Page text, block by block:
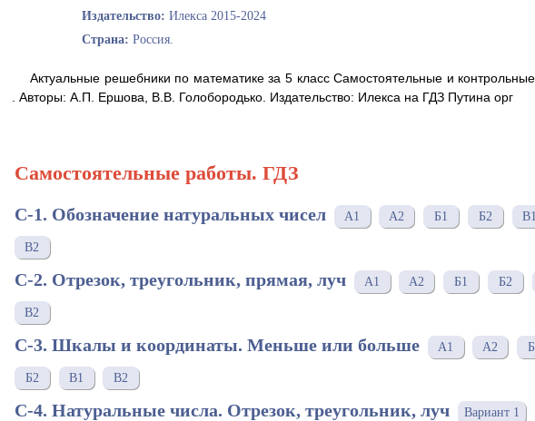
Издательство: Илекса 2015-2024
Страна: Россия.
Актуальные решебники по математике за 5 класс Самостоятельные и
. Авторы: А.П. Ершова, В.В. Голобородько. Издательство: Илекса на ГДЗ Путина орг
Самостоятельные работы. ГДЗ
С-1. Обозначение натуральных чисел А1 А2 Б1 Б2 В1
В2
С-2. Отрезок, треугольник, прямая, луч А1 А2 Б1 Б2
В2
С-3. Шкалы и координаты. Меньше или больше А1 А2
Б2 В1 В2
С-4. Натуральные числа. Отрезок, треугольник, луч Вариант 1